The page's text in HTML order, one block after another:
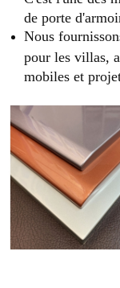
de porte
Nous
pour les villas,
mobiles et